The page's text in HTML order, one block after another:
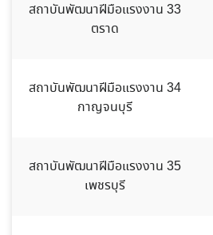
สถาบันพัฒนาฝีมือแรงงาน 33
ตราด
สถาบันพัฒนาฝีมือแรงงาน 34
กาญจนบุรี
สถาบันพัฒนาฝีมือแรงงาน 35
เพชรบุรี